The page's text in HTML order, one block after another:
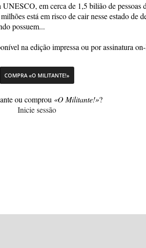
em cerca de 1,5 bilião de pessoas
está em risco de cair nesse estado de
possuem...
na edição impressa ou por assinatura
COMPRA «O MILITANTE!»
ou comprou «O Militante!»?
Inicie sessão